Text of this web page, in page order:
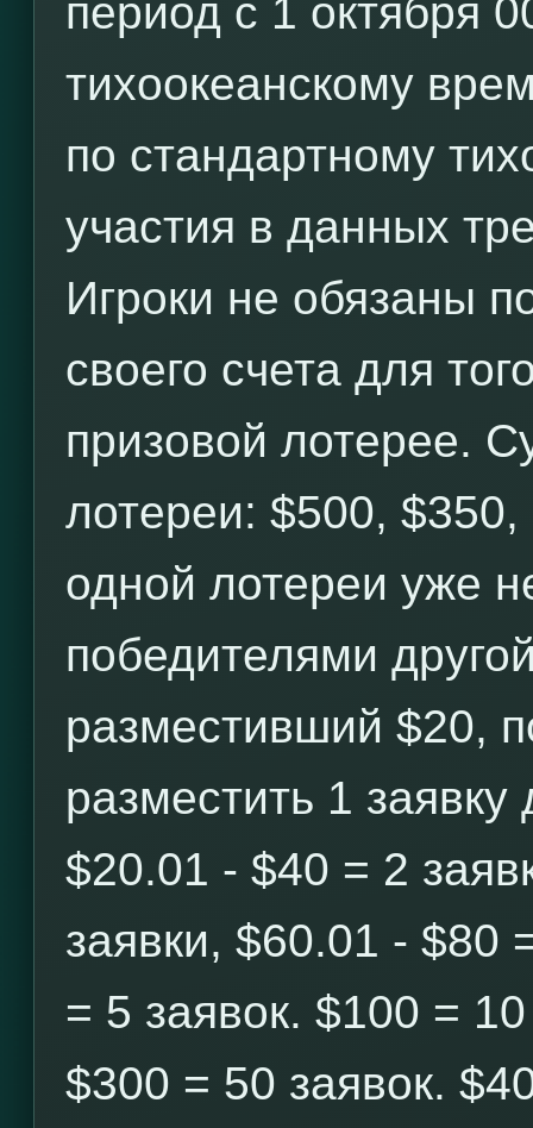
период с 1 октября
тихоокеанскому
по стандартному
участия в данных
Игроки не обязаны
своего счета для
призовой лотерее.
лотереи: $500,
одной лотереи уже
победителями
разместивший $20,
разместить 1
$20.01 - $40 = 2
заявки, $60.01 - $80
= 5 заявок. $100 =
$300 = 50 заявок.